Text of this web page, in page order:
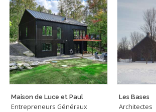
Maison de Luce et Paul
Entrepreneurs Généraux
Les Bases
Architectes